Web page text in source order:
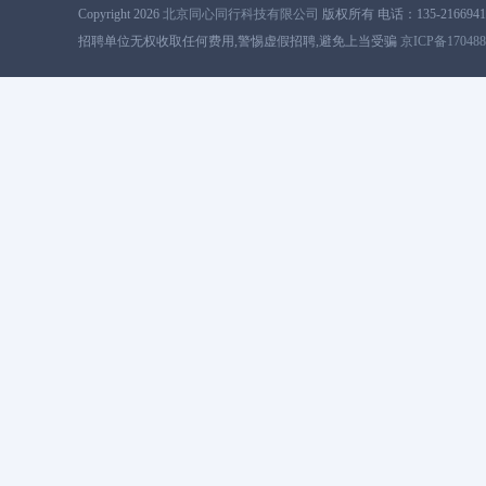
Copyright 2026 北京同心同行科技有限公司 版权所有 电话：135-
招聘单位无权收取任何费用,警惕虚假招聘,避免上当受骗 京ICP备